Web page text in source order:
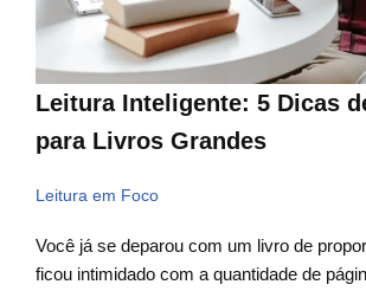
Leitura Inteligente: 5 Dicas
para Livros Grandes
Leitura em Foco
Você já se deparou com um livro de
ficou intimidado com a quantidade de